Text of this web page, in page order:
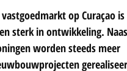
vastgoedmarkt op Curaçao
sterk in ontwikkeling.
worden steeds meer